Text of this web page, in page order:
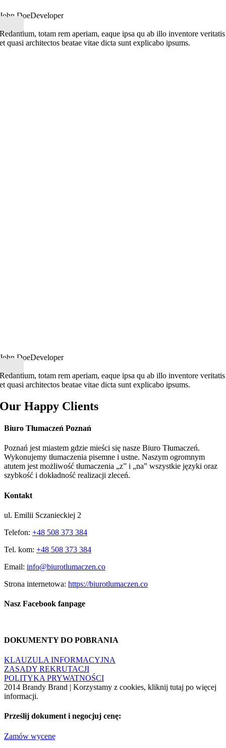
John DoeDeveloper
Redantium, totam rem aperiam, eaque ipsa qu ab illo inventore veritatis
et quasi architectos beatae vitae dicta sunt explicabo ipsums.
John DoeDeveloper
Redantium, totam rem aperiam, eaque ipsa qu ab illo inventore veritatis
et quasi architectos beatae vitae dicta sunt explicabo ipsums.
Our Happy Clients
Biuro Tłumaczeń Poznań
Poznań jest miastem gdzie mieści się nasze Biuro Tłumaczeń.
Wykonujemy tłumaczenia pisemne i ustne. Naszym ogromnym
atutem jest możliwość tłumaczenia „z” i „na” wszystkie języki oraz
szybkość i dokładność realizacji zleceń.
Kontakt
ul. Emilii Sczanieckiej 2
Telefon: +48 508 373 384
Tel. kom: +48 508 373 384
Email: info@biurotlumaczen.co
Strona internetowa: https://biurotlumaczen.co
Nasz Facebook fanpage
DOKUMENTY DO POBRANIA
KLAUZULA INFORMACYJNA
ZASADY REKRUTACJI
POLITYKA PRYWATNOŚCI
2014 Brandy Brand | Korzystamy z cookies, kliknij tutaj po więcej
informacji.
Toggle
Bar
Area
Prześlij dokument i negocjuj cenę:
Zamów wycenę